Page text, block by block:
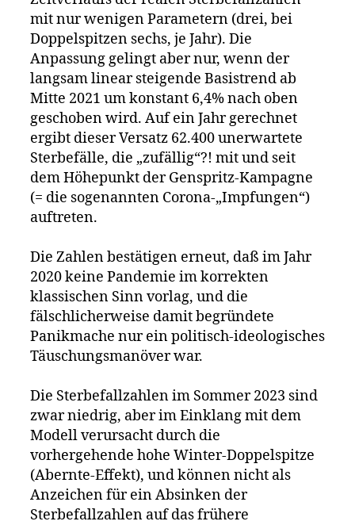
mit nur wenigen Parametern (drei, bei
Doppelspitzen sechs, je Jahr). Die
Anpassung gelingt aber nur, wenn der
langsam linear steigende Basistrend ab
Mitte 2021 um konstant 6,4% nach oben
geschoben wird. Auf ein Jahr gerechnet
ergibt dieser Versatz 62.400 unerwartete
Sterbefälle, die „zufällig“?! mit und seit
dem Höhepunkt der Genspritz-Kampagne
(= die sogenannten Corona-„Impfungen“)
auftreten.
Die Zahlen bestätigen erneut, daß im Jahr
2020 keine Pandemie im korrekten
klassischen Sinn vorlag, und die
fälschlicherweise damit begründete
Panikmache nur ein politisch-ideologisches
Täuschungsmanöver war.
Die Sterbefallzahlen im Sommer 2023 sind
zwar niedrig, aber im Einklang mit dem
Modell verursacht durch die
vorhergehende hohe Winter-Doppelspitze
(Abernte-Effekt), und können nicht als
Anzeichen für ein Absinken der
Sterbefallzahlen auf das frühere